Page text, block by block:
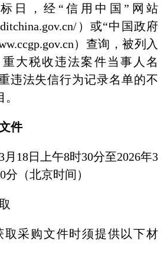
日，经“信用中国”网站
）或“中国政府
）查询，被列入
大税收违法案件当事人名
违法失信行为记录名单的不
件
月18日上午8时30分至2026年3
分（北京时间）
取采购文件时须提供以下材